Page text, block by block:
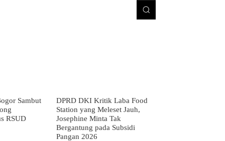
Sambut
RSUD
DPRD DKI Kritik Laba Food
Station yang Meleset Jauh,
Josephine Minta Tak
Bergantung pada Subsidi
Pangan 2026